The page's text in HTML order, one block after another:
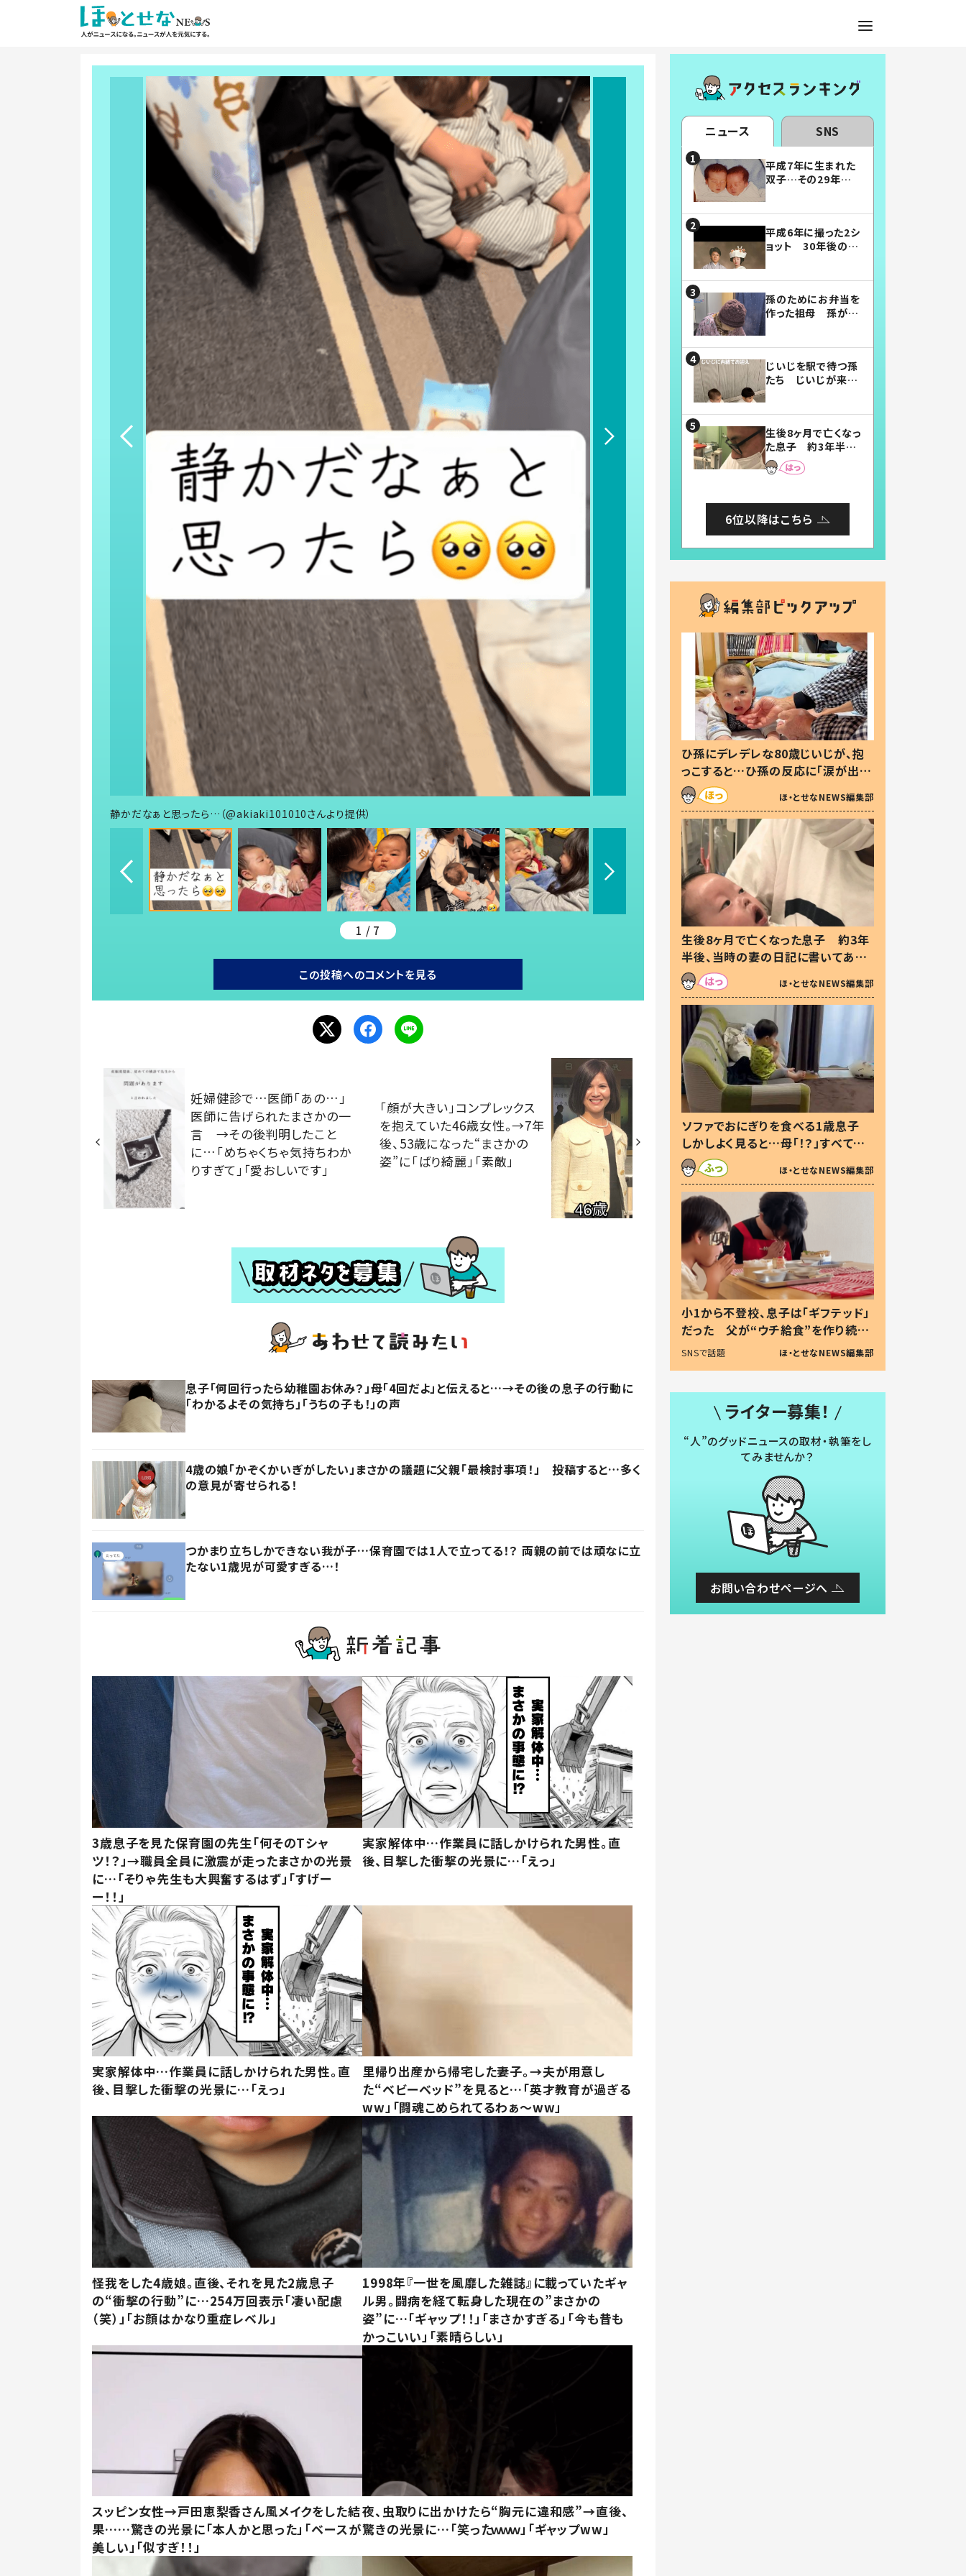
静かだなぁと思ったら…（@akiaki101010さんより提供）
1 / 7
この投稿へのコメントを見る
妊婦健診で…医師「あの…」
医師に告げられたまさかの一
言 →その後判明したこと
に…「めちゃくちゃ気持ちわか
りすぎて」「愛おしいです」
「顔が大きい」コンプレックス
を抱えていた46歳女性。→7年
後、53歳になった“まさかの
姿”に「ばり綺麗」「素敵」
息子「何回行ったら幼稚園お休み？」母「4回だよ」と伝えると…→その後の息子の行動に
「わかるよその気持ち」「うちの子も！」の声
4歳の娘「かぞくかいぎがしたい」まさかの議題に父親「最検討事項！」 投稿すると…多く
の意見が寄せられる！
つかまり立ちしかできない我が子…保育園では1人で立ってる！？ 両親の前では頑なに立
たない1歳児が可愛すぎる…！
3歳息子を見た保育園の先生「何そのTシャ
ツ！？」→職員全員に激震が走ったまさかの光景
に…「そりゃ先生も大興奮するはず」「すげー
ー！！」
実家解体中…作業員に話しかけられた男性。直
後、目撃した衝撃の光景に…「えっ」
実家解体中…作業員に話しかけられた男性。直
後、目撃した衝撃の光景に…「えっ」
里帰り出産から帰宅した妻子。→夫が用意し
た“ベビーベッド”を見ると…「英才教育が過ぎる
ww」「闘魂こめられてるわぁ～ww」
怪我をした4歳娘。直後、それを見た2歳息子
の“衝撃の行動”に…254万回表示「凄い配慮
（笑）」「お顔はかなり重症レベル」
1998年『一世を風靡した雑誌』に載っていたギャ
ル男。闘病を経て転身した現在の”まさかの
姿”に…「ギャップ！！」「まさかすぎる」「今も昔も
かっこいい」「素晴らしい」
スッピン女性→戸田恵梨香さん風メイクをした結
果……驚きの光景に「本人かと思った」「ベースが
美しい」「似すぎ！！」
夜、虫取りに出かけたら“胸元に違和感”→直後、
驚きの光景に…「笑ったｗｗｗ」「ギャップww」
ニュース SNS
平成7年に生まれた
双子…その29年後
平成6年に撮った2シ
ョット 30年後の姿
孫のためにお弁当を
作った祖母 孫が絶
じいじを駅で待つ孫
たち じいじが来た
まらない」「幸せにな
れる」
生後8ヶ月で亡くなっ
た息子 約3年半
後、当時の妻の日記
に書いてあった本音
6位以降はこちら
ひ孫にデレデレな80歳じいじが、抱
っこすると…ひ孫の反応に「涙が出ま
した」「可愛くて仕方ない」
ほ・とせなNEWS編集部
生後8ヶ月で亡くなった息子 約3年
半後、当時の妻の日記に書いてあっ
た本音とは
ほ・とせなNEWS編集部
ソファでおにぎりを食べる1歳息子
しかしよく見ると…母「！？」すべてを
察した母の投稿に「可愛いから許
す！」「現行犯〜」
ほ・とせなNEWS編集部
小1から不登校、息子は「ギフテッド」
だった 父が“ウチ給食”を作り続け
る理由とは #令和の親 #令和の子
SNSで話題 ほ・とせなNEWS編集部
ライター募集！
“人”のグッドニュースの取材・執筆をし
てみませんか？
お問い合わせページへ